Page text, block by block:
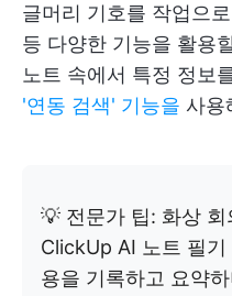
글머리 기호를 작업으
등 다양한 기능을 활용
노트 속에서 특정 정보
'연동 검색' 기능을 사용
💡 전문가 팁: 화상
ClickUp AI 노트 필
용을 기록하고 요약